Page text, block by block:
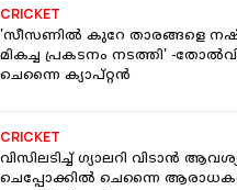
CRICKET
'സീസണില്‍ കുറേ താരങ്ങളെ
മികച്ച പ്രകടനം നടത്തി' -
ചെന്നൈ ക്യാപ്റ്റന്‍
CRICKET
വിസിലടിച്ച് ഗ്യാലറി വിടാന്‍
ചെപ്പോക്കില്‍ ചെന്നൈ